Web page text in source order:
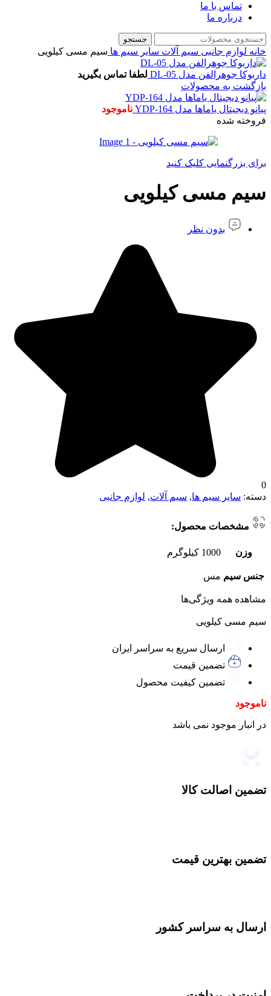
تماس با ما
درباره ما
جستجو
خانه لوازم جانبی سیم آلات سایر سیم ها سیم مسی کیلویی
داربوکا جوهرالفن مدل DL-05
لطفا تماس بگیرید
بازگشت به محصولات
پیانو دیجیتال یاماها مدل YDP-164
ناموجود
فروخته شده
برای بزرگنمایی کلیک کنید
سیم مسی کیلویی
بدون نظر
0
دسته: سایر سیم ها, سیم آلات, لوازم جانبی
مشخصات محصول:
وزن 1000 کیلوگرم
جنس سیم مس
مشاهده همه ویژگی‌ها
سیم مسی کیلویی
ارسال سریع به سراسر ایران
تضمین قیمت
تضمین کیفیت محصول
ناموجود
در انبار موجود نمی باشد
تضمین اصالت کالا
تضمین بهترین قیمت
ارسال به سراسر کشور